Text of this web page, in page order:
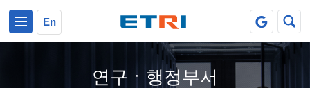
En
연구ㆍ행정부서